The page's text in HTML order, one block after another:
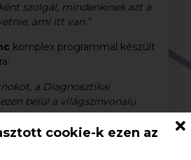
szolgál, mindenkinek azt a
ami itt van.”
komplex programmal készült
a Diagnosztikai
belül a világszínvonalú
meg a csoportnak.”
cookie-k ezen az